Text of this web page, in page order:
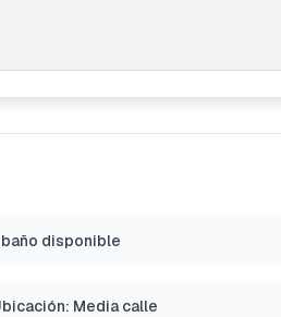
baño disponible
Media calle